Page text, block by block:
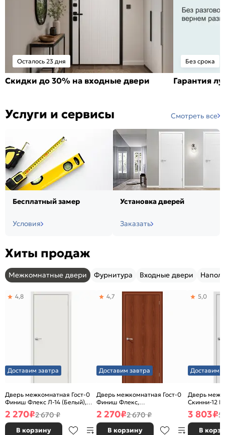
Осталось 23 дня
Скидки до 30% на входные двери
Без срока
Гарантия
Услуги и сервисы Смотреть все
Бесплатный замер
Условия
Установка дверей
Заказать
Хиты продаж
Межкомнатные двери Фурнитура Входные двери
Доставим завтра
Дверь межкомнатная Гост-0
Финиш Флекс Л-14 (Белый),
глухая, каркасно-щитовая
4,8
2 270₽2 670 ₽
В корзину
Доставим завтра
Дверь межкомнатная Гост-0
Финиш Флекс,
Ламинированные Л-11
(ИталОрех), глухая, каркасно-
щитовая
4,7
2 270₽2 670 ₽
В корзину
Доставим
Дверь
Скинни-12
глухая,
5,0
3 803₽5
В